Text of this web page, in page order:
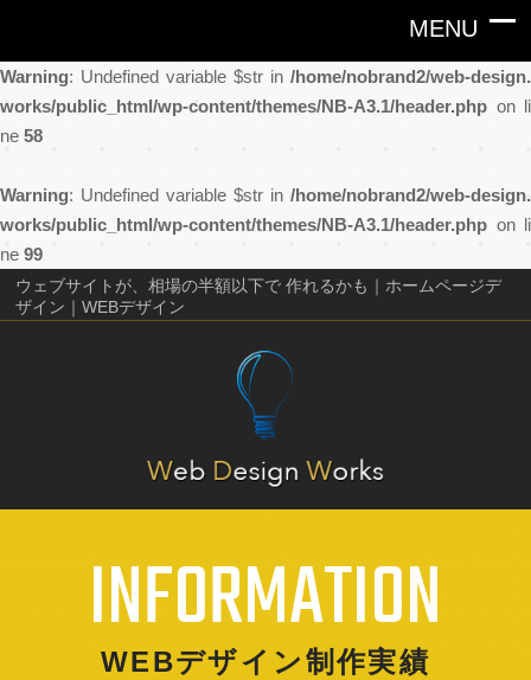
Warning: Undefined variable $str in /home/nobrand2/web-design.
works/public_html/wp-content/themes/NB-A3.1/header.php on li
ne 58
Warning: Undefined variable $str in /home/nobrand2/web-design.
works/public_html/wp-content/themes/NB-A3.1/header.php on li
ne 99
ウェブサイトが、相場の半額以下で 作れるかも｜ホームページデ
ザイン｜WEBデザイン
INFORMATION
WEBデザイン制作実績